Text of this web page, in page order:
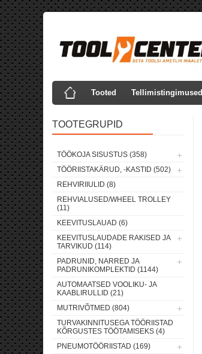
Tooted Tellimistingimused
TOOTEGRUPID
TÖÖKOJA SISUSTUS (358)
TÖÖRIISTAKÄRUD, -KASTID (502)
REHVIRIIULID (8)
REHVIALUSED/WHEEL TROLLEY
(11)
KEEVITUSLAUAD (6)
KEEVITUSLAUDADE RAKISED JA
TARVIKUD (114)
PADRUNID, NARRED JA
PADRUNIKOMPLEKTID (1144)
AUTOMAATSED VOOLIKU- JA
KAABLIRULLID (21)
MUTRIVÕTMED (804)
TURVAKINNITUSEGA TÖÖRIISTAD
KÕRGUSTES TÖÖTAMISEKS (4)
PNEUMOTÖÖRIISTAD (169)